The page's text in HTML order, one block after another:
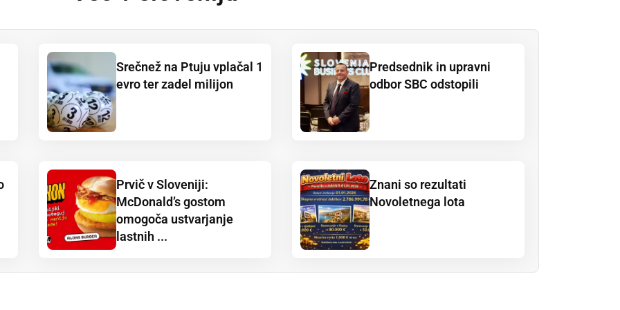
Srečnež na Ptuju vplačal 1
evro ter zadel milijon
Predsednik in upravni
odbor SBC odstopili
Prvič v Sloveniji:
McDonald’s gostom
omogoča ustvarjanje
lastnih ...
Znani so rezultati
Novoletnega lota